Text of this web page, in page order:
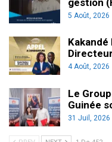
5 Août, 2026
4 Août, 2026
Le
Guinée
31 Juil, 2026